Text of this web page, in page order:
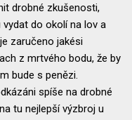
drobné zkušenosti,
do okolí na lov a
zaručeno jakési
z mrtvého bodu, že by
bude s penězi.
spíše na drobné
tu nejlepší výzbroj u